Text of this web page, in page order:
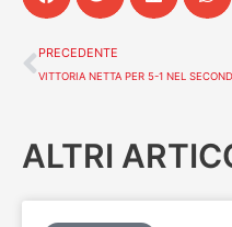
Precedente
PRECEDENTE
ALTRI